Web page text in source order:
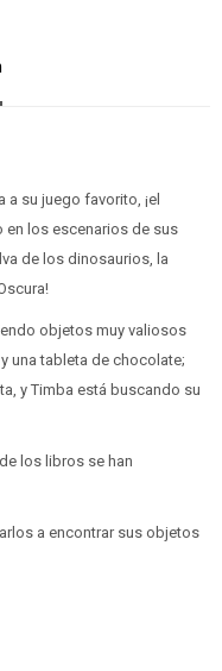
su juego favorito, ¡el
los escenarios de sus
de los dinosaurios, la
objetos muy valiosos
una tableta de chocolate;
y Timba está buscando su
los libros se han
a encontrar sus objetos